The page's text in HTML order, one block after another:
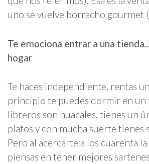
uno se vuelve borracho gourmet
Te emociona entrar a una
hogar
Te haces independiente, rentas
principio te puedes dormir en un
libreros son huacales, tienes un
platos y con mucha suerte tienes
Pero al acercarte a los cuarenta la
piensas en tener mejores